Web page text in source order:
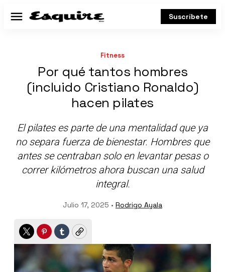
Menú Suscríbete
Fitness
Por qué tantos hombres
(incluido Cristiano Ronaldo)
hacen pilates
El pilates es parte de una mentalidad que ya
no separa fuerza de bienestar. Hombres que
antes se centraban solo en levantar pesas o
correr kilómetros ahora buscan una salud
integral.
Julio 17, 2025 • Rodrigo Ayala
TwitterPinterest
TumblrCopy